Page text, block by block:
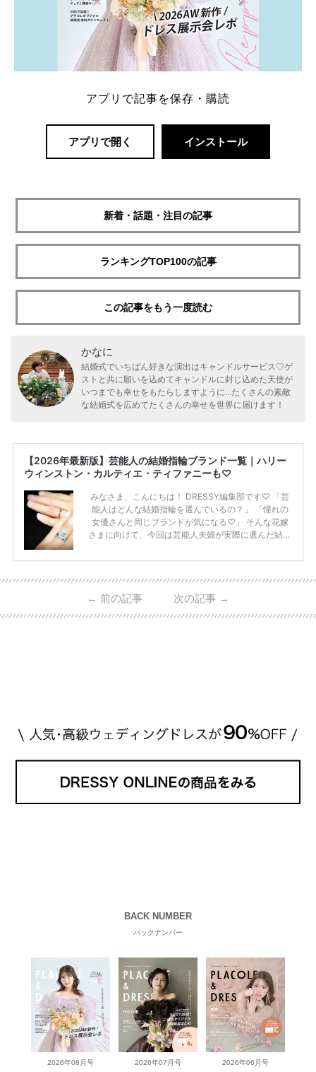
アプリで記事を保存・購読
アプリで開く インストール
新着・話題・注目の記事
ランキングTOP100の記事
この記事をもう一度読む
かなに
結婚式でいちばん好きな演出はキャンドルサービス♡ゲ
ストと共に願いを込めてキャンドルに封じ込めた天使が
いつまでも幸せをもたらしますように...たくさんの素敵
な結婚式を広めてたくさんの幸せを世界に届けます！
【2026年最新版】芸能人の結婚指輪ブランド一覧｜ハリー
ウィンストン・カルティエ・ティファニーも♡
みなさま、こんにちは！ DRESSY編集部です♡ 「芸
能人はどんな結婚指輪を選んでいるの？」 「憧れの
女優さんと同じブランドが気になる♡」 そんな花嫁
さまに向けて、今回は芸能人夫婦が実際に選んだ結婚
ーウィンストンやカルティエ、ティファニーなど世界
日本で人気のブランドまで幅広くご紹介。 さらに、
・愛用している芸能人夫婦 ・リングの特徴や魅力 ・
← 前の記事 次の記事 →
BACK NUMBER
バックナンバー
2026年08月号 2026年07月号 2026年06月号